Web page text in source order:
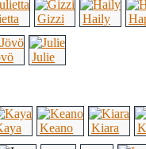
Gizzi Haily
Julie
Keano Kiara